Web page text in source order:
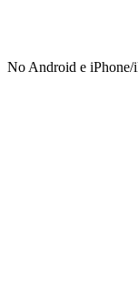
No Android e iPhone/